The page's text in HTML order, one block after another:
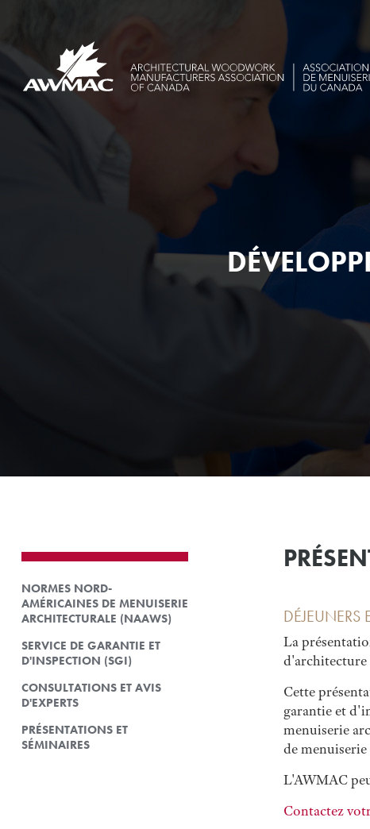
NORMES NORD-
AMÉRICAINES DE MENUISERIE
ARCHITECTURALE (NAAWS)
SERVICE DE GARANTIE ET
D'INSPECTION (SGI)
CONSULTATIONS ET AVIS
D'EXPERTS
PRÉSENTATIONS ET
SÉMINAIRES
DÉJEUNERS
La
d'architecture
Cette
garantie et
menuiserie
de menuiserie
L'AWMAC
Contactez